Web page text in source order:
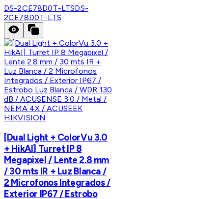
DS-2CE78D0T-LTSDS-
2CE78D0T-LTS
HIKVISION
[Dual Light + ColorVu 3.0
+ HikAI] Turret IP 8
Megapixel / Lente 2.8 mm
/ 30 mts IR + Luz Blanca /
2 Microfonos Integrados /
Exterior IP67 / Estrobo